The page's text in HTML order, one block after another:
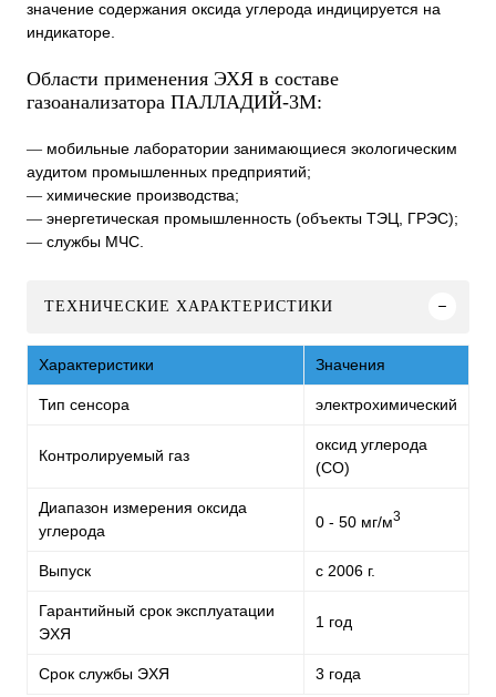
значение содержания оксида углерода индицируется на
индикаторе.
Области применения ЭХЯ в составе
газоанализатора ПАЛЛАДИЙ-3М:
— мобильные лаборатории занимающиеся экологическим
аудитом промышленных предприятий;
— химические производства;
— энергетическая промышленность (объекты ТЭЦ, ГРЭС);
— службы МЧС.
ТЕХНИЧЕСКИЕ ХАРАКТЕРИСТИКИ
Характеристики Значения
Тип сенсора электрохимический
Контролируемый газ
оксид углерода
(CO)
Диапазон измерения оксида
углерода
0 - 50 мг/м3
Выпуск с 2006 г.
Гарантийный срок эксплуатации
ЭХЯ
1 год
Срок службы ЭХЯ 3 года